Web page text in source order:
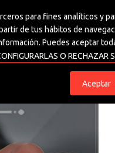
eu es
para fines analíticos y
de tus hábitos de
Puedes aceptar
O RECHAZAR
Aceptar